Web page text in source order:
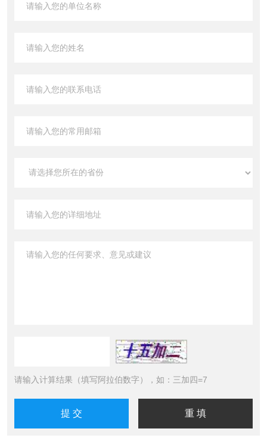
请输入计算结果（填写阿拉伯数字），如：三加四=7